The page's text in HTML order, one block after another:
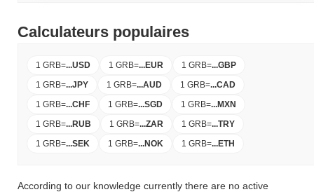
Calculateurs populaires
1 GRB=...USD 1 GRB=...EUR 1 GRB=...GBP
1 GRB=...JPY 1 GRB=...AUD 1 GRB=...CAD
1 GRB=...CHF 1 GRB=...SGD 1 GRB=...MXN
1 GRB=...RUB 1 GRB=...ZAR 1 GRB=...TRY
1 GRB=...SEK 1 GRB=...NOK 1 GRB=...ETH
According to our knowledge currently there are no active